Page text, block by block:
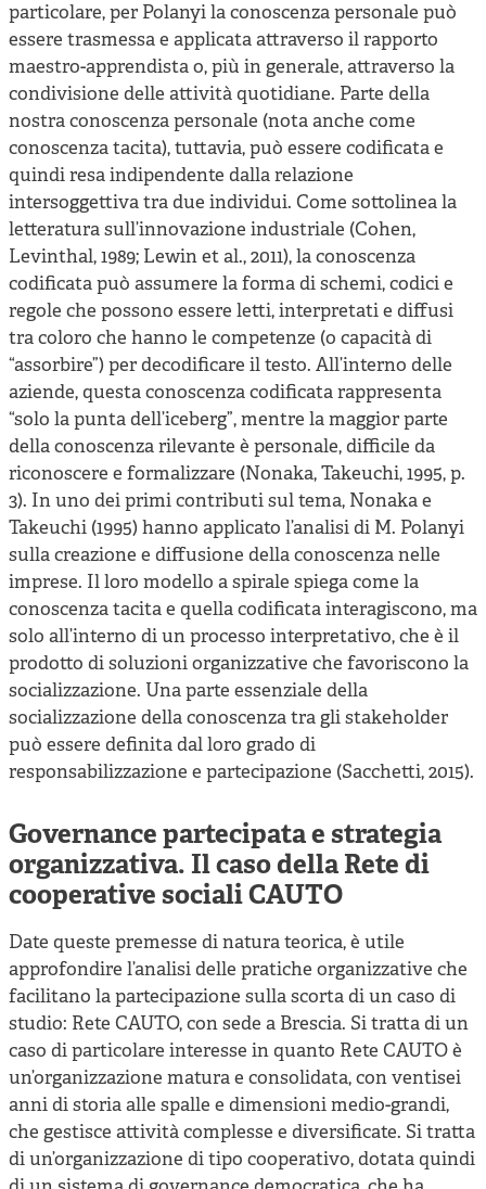
particolare, per Polanyi la conoscenza personale può
essere trasmessa e applicata attraverso il rapporto
maestro-apprendista o, più in generale, attraverso la
condivisione delle attività quotidiane. Parte della
nostra conoscenza personale (nota anche come
conoscenza tacita), tuttavia, può essere codificata e
quindi resa indipendente dalla relazione
intersoggettiva tra due individui. Come sottolinea la
letteratura sull’innovazione industriale (Cohen,
Levinthal, 1989; Lewin et al., 2011), la conoscenza
codificata può assumere la forma di schemi, codici e
regole che possono essere letti, interpretati e diffusi
tra coloro che hanno le competenze (o capacità di
“assorbire”) per decodificare il testo. All’interno delle
aziende, questa conoscenza codificata rappresenta
“solo la punta dell’iceberg”, mentre la maggior parte
della conoscenza rilevante è personale, difficile da
riconoscere e formalizzare (Nonaka, Takeuchi, 1995, p.
3). In uno dei primi contributi sul tema, Nonaka e
Takeuchi (1995) hanno applicato l’analisi di M. Polanyi
sulla creazione e diffusione della conoscenza nelle
imprese. Il loro modello a spirale spiega come la
conoscenza tacita e quella codificata interagiscono, ma
solo all’interno di un processo interpretativo, che è il
prodotto di soluzioni organizzative che favoriscono la
socializzazione. Una parte essenziale della
socializzazione della conoscenza tra gli stakeholder
può essere definita dal loro grado di
responsabilizzazione e partecipazione (Sacchetti, 2015).
Governance partecipata e strategia
organizzativa. Il caso della Rete di
cooperative sociali CAUTO
Date queste premesse di natura teorica, è utile
approfondire l’analisi delle pratiche organizzative che
facilitano la partecipazione sulla scorta di un caso di
studio: Rete CAUTO, con sede a Brescia. Si tratta di un
caso di particolare interesse in quanto Rete CAUTO è
un’organizzazione matura e consolidata, con ventisei
anni di storia alle spalle e dimensioni medio-grandi,
che gestisce attività complesse e diversificate. Si tratta
di un’organizzazione di tipo cooperativo, dotata quindi